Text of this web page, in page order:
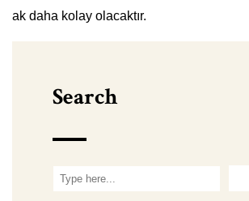
ak daha kolay olacaktır.
Search